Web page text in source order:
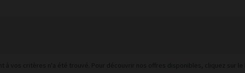
à vos critères n'a été trouvé. Pour découvrir nos offres disponibles, cliquez sur le